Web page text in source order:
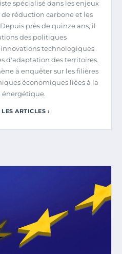
spécialisé dans les enjeux
réduction carbone et les
près de quinze ans, il
des politiques
technologiques
d'adaptation des territoires.
à enquêter sur les filières
économiques liées à la
énergétique.
ARTICLES ›